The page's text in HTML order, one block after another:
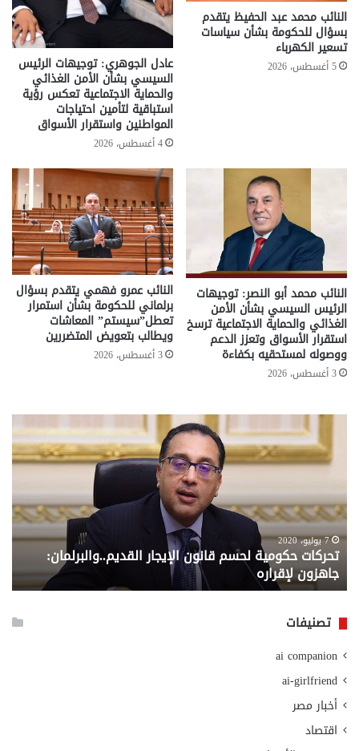
النائب محمد عبد الحفيظ يتقدم
بسؤال للحكومة بشأن سياسات
تسعير الكهرباء
5 أغسطس، 2026 عادل الجوهري: توجيهات الرئيس
السيسي بشأن الأمن الغذائي
والحماية الاجتماعية تعكس رؤية
استباقية لتأمين احتياجات
المواطنين واستقرار الأسواق
4 أغسطس، 2026
النائب محمد أبو النصر: توجيهات
الرئيس السيسي بشأن الأمن
الغذائي والحماية الاجتماعية ترسخ
استقرار الأسواق وتعزز الدعم
ووصوله لمستحقيه بكفاءة
3 أغسطس، 2026
النائب عمرو فهمي يتقدم بسؤال
برلماني للحكومة بشأن استمرار
تعطل”سيستم” المعاشات
ويطالب بتعويض المتضررين
3 أغسطس، 2026
تحركات
حكومية
لحسم
قانون
القديم..والبرلمان:
جاهزون
لإقراره
7 يوليو، 2020
تحركات حكومية لحسم قانون الإيجار القديم..والبرلمان:
جاهزون لإقراره
..
من
تصنيفات
ai companion
ai-girlfriend
أخبار مصر
اقتصاد